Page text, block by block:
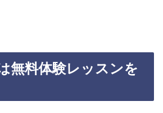
無料体験レッスンを